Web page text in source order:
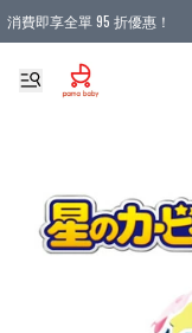
消費即享全單 95 折優惠！
購物滿 HKD 900.00即享免